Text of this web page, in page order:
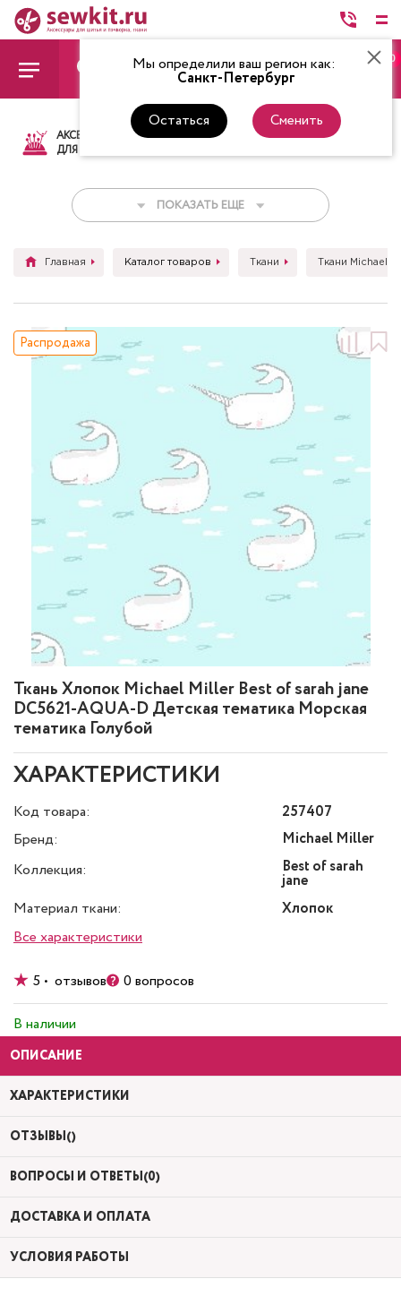
Мы определили ваш регион как:
Санкт-Петербург
Остаться Сменить
0
АКСЕССУАРЫ
ДЛЯ ШИТЬЯ
ТКАНИ НИТКИ
ПОКАЗАТЬ ЕЩЕ
Главная Каталог товаров Ткани Ткани Michael
Ткань Хлопок Michael Miller Best of sarah jane
DC5621-AQUA-D Детская тематика Морская
тематика Голубой
Распродажа
ХАРАКТЕРИСТИКИ
Код товара:
257407
Бренд:
Michael Miller
Коллекция:
Best of sarah
jane
Материал ткани:
Хлопок
Все характеристики
5 • отзывов 0 вопросов
В наличии
ОПИСАНИЕ
ХАРАКТЕРИСТИКИ
ОТЗЫВЫ()
ВОПРОСЫ И ОТВЕТЫ(0)
ДОСТАВКА И ОПЛАТА
УСЛОВИЯ РАБОТЫ